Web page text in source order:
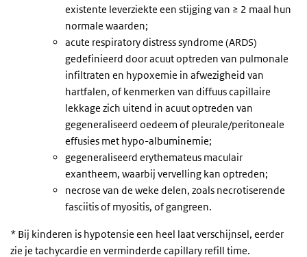
existente leverziekte een stijging van ≥ 2 maal hun
normale waarden;
acute respiratory distress syndrome (ARDS)
gedefinieerd door acuut optreden van pulmonale
infiltraten en hypoxemie in afwezigheid van
hartfalen, of kenmerken van diffuus capillaire
lekkage zich uitend in acuut optreden van
gegeneraliseerd oedeem of pleurale/peritoneale
effusies met hypo-albuminemie;
gegeneraliseerd erythemateus maculair
exantheem, waarbij vervelling kan optreden;
necrose van de weke delen, zoals necrotiserende
fasciitis of myositis, of gangreen.
* Bij kinderen is hypotensie een heel laat verschijnsel, eerder
zie je tachycardie en verminderde capillary refill time.